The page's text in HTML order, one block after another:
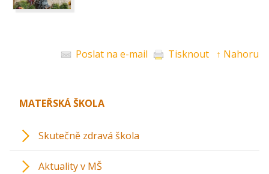
Poslat na e-mail Tisknout ↑ Nahoru
MATEŘSKÁ ŠKOLA
Skutečně zdravá škola
Aktuality v MŠ